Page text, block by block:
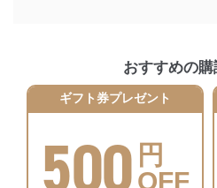
機器を取り扱う従業者を
の不要なアクセスを防止
機器に標準装備されて
ーザーアカウント制御）
ベース等を取り扱う情報
おすすめの
ギフト券プレゼント
500 円
OFF